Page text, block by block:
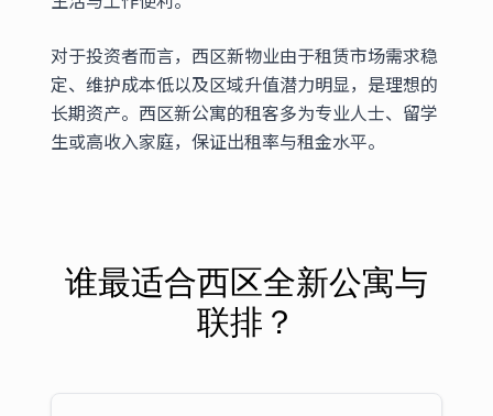
对于投资者而言，西区新物业由于租赁市场需求稳
定、维护成本低以及区域升值潜力明显，是理想的
长期资产。西区新公寓的租客多为专业人士、留学
生或高收入家庭，保证出租率与租金水平。
谁最适合西区全新公寓与
联排？